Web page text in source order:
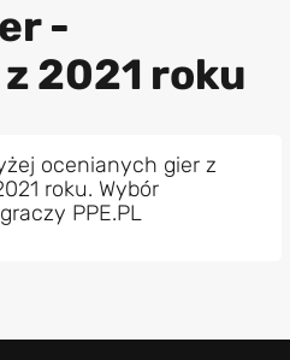
-
2021 roku
ocenianych gier z
roku. Wybór
PPE.PL